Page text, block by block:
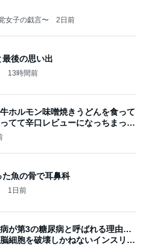
女子の戯言〜 2日前
後の思い出
13時間前
ホルモン味噌焼きうどんを食って
てて辛口レビューになっちまった
魚の骨で耳鼻科
1日前
が第3の糖尿病と呼ばれる理由…
細胞を破壊しかねないインスリン